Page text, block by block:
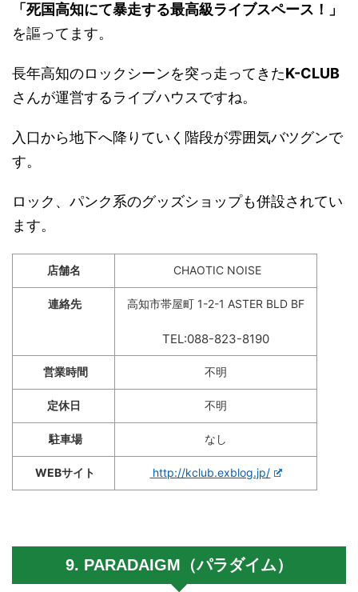
「死国高知にて暴走する最高級ライブスペース！」
を謳ってます。
長年高知のロックシーンを突っ走ってきたK-CLUB
さんが運営するライブハウスですね。
入口から地下へ降りていく階段が雰囲気バツグンで
す。
ロック、パンク系のグッズショップも併設されてい
ます。
店舗名 CHAOTIC NOISE
連絡先 高知市帯屋町 1-2-1 ASTER BLD BF
TEL:088-823-8190
営業時間 不明
定休日 不明
駐車場 なし
WEBサイト http://kclub.exblog.jp/
9. PARADAIGM（パラダイム）